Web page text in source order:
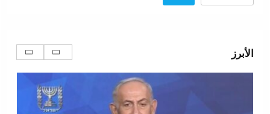
الأبرز
7 يونيو، 2024